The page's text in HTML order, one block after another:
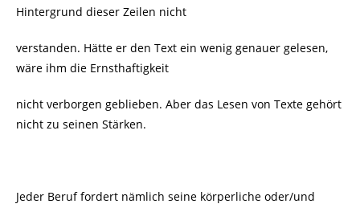
Hintergrund dieser Zeilen nicht
verstanden. Hätte er den Text ein wenig genauer gelesen,
wäre ihm die Ernsthaftigkeit
nicht verborgen geblieben. Aber das Lesen von Texte gehört
nicht zu seinen Stärken.
Jeder Beruf fordert nämlich seine körperliche oder/und